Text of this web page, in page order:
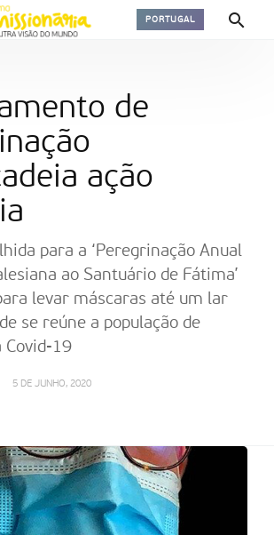
PORTUGAL
de
ação
para a ‘Peregrinação Anual
ao Santuário de Fátima’
levar máscaras até um lar
se reúne a população de
Covid-19
5 DE JUNHO, 2020